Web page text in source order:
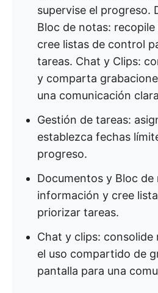
supervise el progreso.
Bloc de notas:
cree listas de control
tareas. Chat y Clips:
y comparta
una comunicación
Gestión de tareas:
establezca fechas
progreso.
Documentos y Bloc
información y cree
priorizar tareas.
Chat y clips: consolide
el uso compartido de
pantalla para una